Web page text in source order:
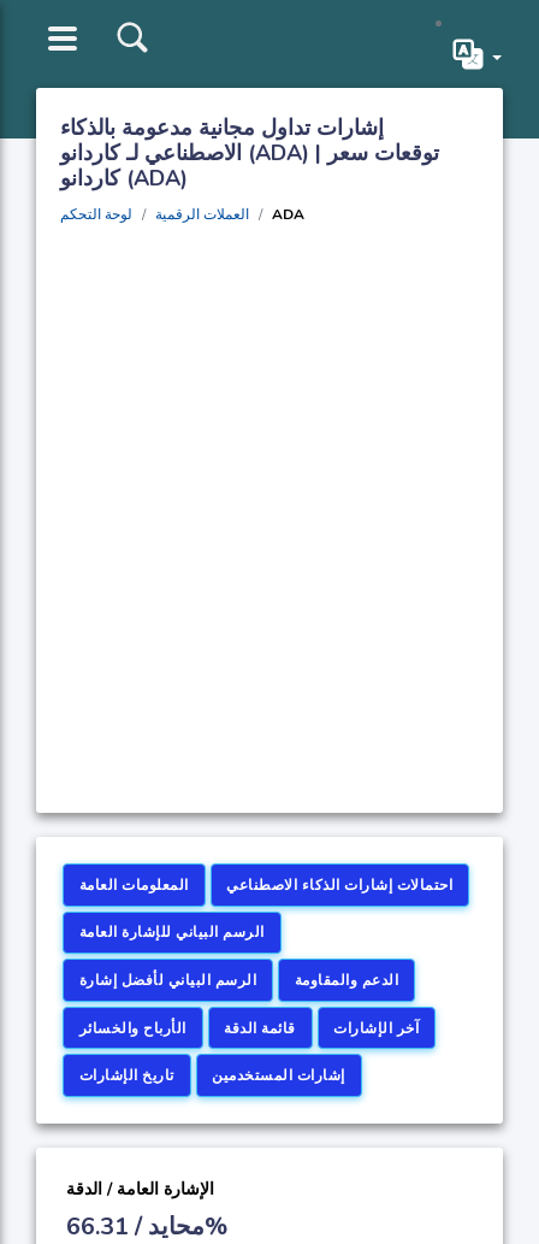
إشارات تداول مجانية مدعومة بالذكاء
الاصطناعي لـ كاردانو (ADA) | توقعات سعر
كاردانو (ADA)
لوحة التحكم العملات الرقمية ADA
المعلومات العامة احتمالات إشارات الذكاء الاصطناعي
الرسم البياني للإشارة العامة
الرسم البياني لأفضل إشارة الدعم والمقاومة
الأرباح والخسائر قائمة الدقة آخر الإشارات
تاريخ الإشارات إشارات المستخدمين
الإشارة العامة / الدقة
محايد / 66.31%